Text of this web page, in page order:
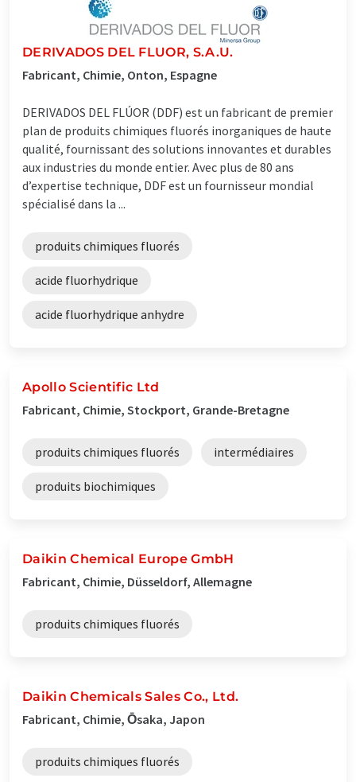
DERIVADOS DEL FLUOR, S.A.U.
Fabricant, Chimie, Onton, Espagne
DERIVADOS DEL FLÚOR (DDF) est un fabricant de premier
plan de produits chimiques fluorés inorganiques de haute
qualité, fournissant des solutions innovantes et durables
aux industries du monde entier. Avec plus de 80 ans
d’expertise technique, DDF est un fournisseur mondial
spécialisé dans la ...
produits chimiques fluorés
acide fluorhydrique
acide fluorhydrique anhydre
Apollo Scientific Ltd
Fabricant, Chimie, Stockport, Grande-Bretagne
produits chimiques fluorés intermédiaires
produits biochimiques
Daikin Chemical Europe GmbH
Fabricant, Chimie, Düsseldorf, Allemagne
produits chimiques fluorés
Daikin Chemicals Sales Co., Ltd.
Fabricant, Chimie, Ōsaka, Japon
produits chimiques fluorés